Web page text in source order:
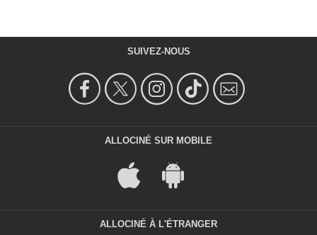
SUIVEZ-NOUS
ALLOCINÉ SUR MOBILE
ALLOCINÉ À L'ÉTRANGER